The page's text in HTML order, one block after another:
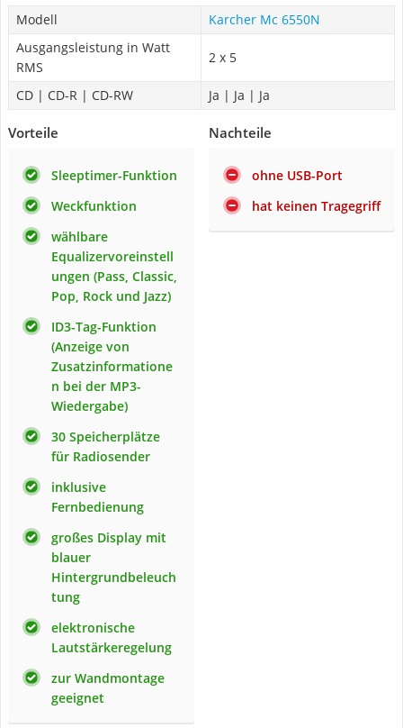
Modell
Karcher Mc 6550N
Ausgangsleistung in Watt
RMS
2 x 5
CD | CD-R | CD-RW Ja | Ja | Ja
Vorteile
Sleeptimer-Funktion
Weckfunktion
wählbare
Equalizervoreinstell
ungen (Pass, Classic,
Pop, Rock und Jazz)
ID3-Tag-Funktion
(Anzeige von
Zusatzinformatione
n bei der MP3-
Wiedergabe)
30 Speicherplätze
für Radiosender
inklusive
Fernbedienung
großes Display mit
blauer
Hintergrundbeleuch
tung
elektronische
Lautstärkeregelung
zur Wandmontage
geeignet
Nachteile
ohne USB-Port
hat keinen Tragegriff